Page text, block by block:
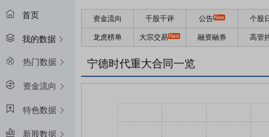
首页
我的数据
热门数据
资金流向
特色数据
新股数据
资金流向 千股千评 公告 个股
龙虎榜单 大宗交易 融资融券 高管
宁德时代重大合同一览